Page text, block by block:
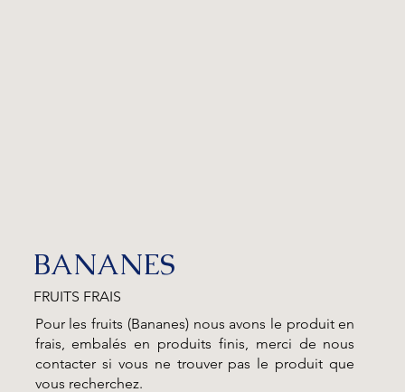
BANANES
FRUITS FRAIS
Pour les fruits (Bananes) nous avons le produit en
frais, embalés en produits finis, merci de nous
contacter si vous ne trouver pas le produit que
vous recherchez.